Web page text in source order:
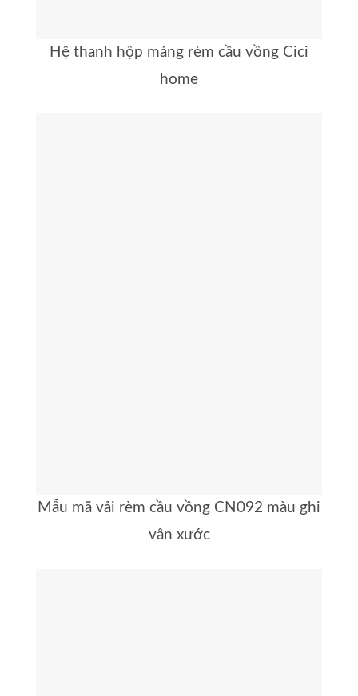
Hệ thanh hộp máng rèm cầu vồng Cici
home
Mẫu mã vải rèm cầu vồng CN092 màu ghi
vân xước